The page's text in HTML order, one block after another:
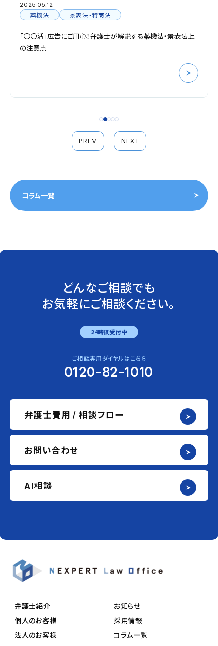
2025.05.12
薬機法
景表法・特商法
「〇〇活」広告にご用心！弁護士が解説する薬機法・景表法上
の注意点
PREV NEXT
コラム一覧
どんなご相談でも
お気軽にご相談ください。
24時間受付中
ご相談専用ダイヤルはこちら
0120-82-1010
弁護士費用 / 相談フロー
お問い合わせ
AI相談
弁護士紹介
個人のお客様
法人のお客様
お知らせ
採用情報
コラム一覧